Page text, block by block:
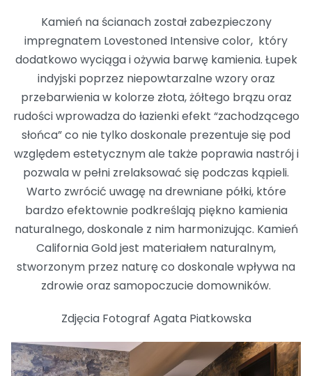
Kamień na ścianach został zabezpieczony
impregnatem Lovestoned Intensive color, który
dodatkowo wyciąga i ożywia barwę kamienia. Łupek
indyjski poprzez niepowtarzalne wzory oraz
przebarwienia w kolorze złota, żółtego brązu oraz
rudości wprowadza do łazienki efekt “zachodzącego
słońca” co nie tylko doskonale prezentuje się pod
względem estetycznym ale także poprawia nastrój i
pozwala w pełni zrelaksować się podczas kąpieli.
Warto zwrócić uwagę na drewniane półki, które
bardzo efektownie podkreślają piękno kamienia
naturalnego, doskonale z nim harmonizując. Kamień
California Gold jest materiałem naturalnym,
stworzonym przez naturę co doskonale wpływa na
zdrowie oraz samopoczucie domowników.
Zdjęcia Fotograf Agata Piatkowska